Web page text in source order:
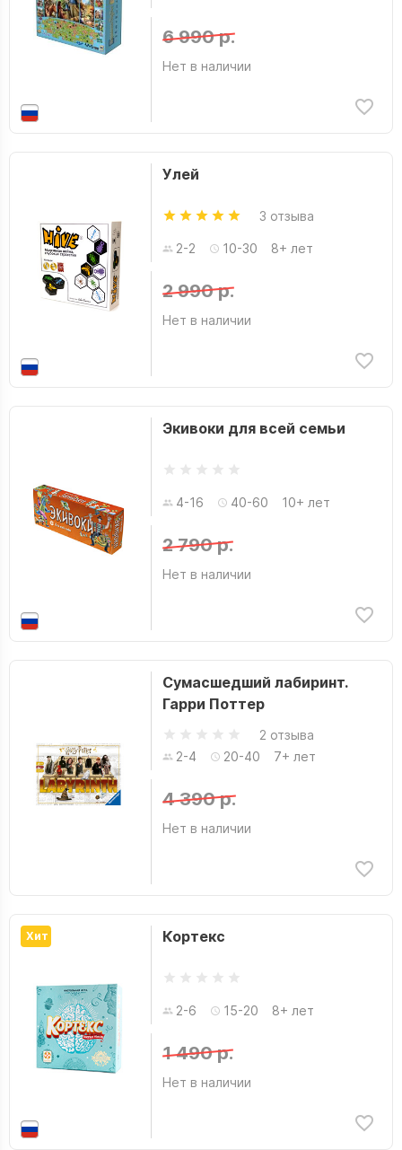
6 990 р.
Нет в наличии
Улей
3 отзыва
2-2 10-30 8+ лет
2 990 р.
Нет в наличии
Экивоки для всей семьи
4-16 40-60 10+ лет
2 790 р.
Нет в наличии
Сумасшедший лабиринт.
Гарри Поттер
2 отзыва
2-4
20-40 7+ лет
4 390 р.
Нет в наличии
Хит Кортекс
2-6 15-20 8+ лет
1 490 р.
Нет в наличии